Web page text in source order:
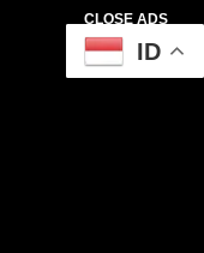
CLOSE ADS
ID